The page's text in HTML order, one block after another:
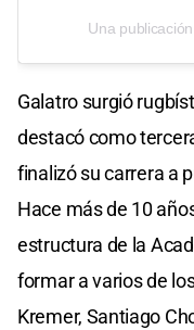
Una
Galatro surgió
destacó como
finalizó su carrera a
Hace más de 10
estructura de la
formar a varios de
Kremer, Santiago